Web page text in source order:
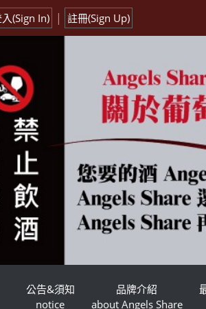
(Sign In) | 註冊(Sign Up)
公告&須知
notice
品牌介紹
about Angels Share